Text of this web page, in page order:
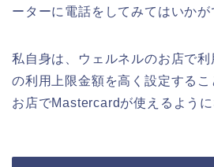
ーターに電話をしてみてはいかが
私自身は、ウェルネルのお店で
の利用上限金額を高く設定する
お店でMastercardが使えるように